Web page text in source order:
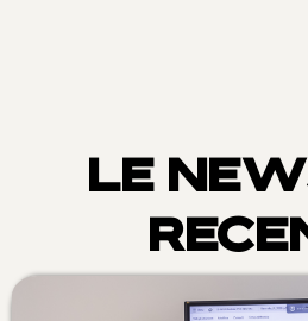
LE